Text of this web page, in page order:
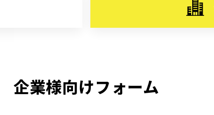
企業様向けフォーム